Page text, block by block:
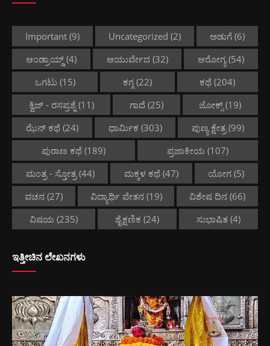
Important (9) Uncategorized (2) ಅಡುಗೆ (6)
ಆಂಡ್ರಾಯ್ಡ್(4) ಆಯುರ್ವೇದ(32) ಆರೋಗ್ಯ (54)
ಒಗಟು(15) ಕಗ್ಗ(22) ಕಥೆ (204)
ಕ್ವಿಜ್ - ರಸಪ್ರಶ್ನೆ (11) ಗಾದೆ(25) ಜೋಕ್ಸ್ (19)
ಝೆನ್ ಕಥೆ(24) ಧಾರ್ಮಿಕ (303) ಪುಣ್ಯ ಕ್ಷೇತ್ರ(99)
ಪುರಾಣ ಕಥೆ (189) ಪ್ರಜಾಕೀಯ (107)
ಮಂತ್ರ - ಸ್ತೋತ್ರ(44) ಮಕ್ಕಳ ಕಥೆ(47) ಯೋಗ (5)
ವಚನ(27) ವಿದ್ಯಾರ್ಥಿ ವೇತನ(19) ವಿಶೇಷ ದಿನ (66)
ವಿಷಯ (235) ಶೈಕ್ಷಣಿಕ (24) ಸುಭಾಷಿತ (4)
ಇತ್ತೀಚಿನ ಲೇಖನಗಳು